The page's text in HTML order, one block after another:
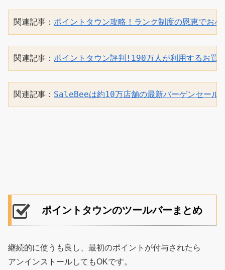
関連記事： ポイントタウン攻略！ランク制度の恩恵でお
関連記事： ポイントタウン評判!190万人が利用するお買
関連記事： SaleBeeは約10万店舗の最新バーゲンセール
ポイントタウンのツールバーまとめ
継続的に使うも良し、最初のポイントが付与されたら
アンインストールしてもOKです。